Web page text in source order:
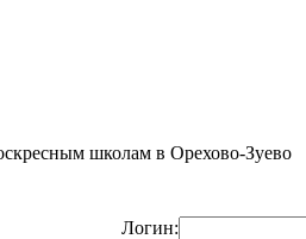
школам в Орехово-Зуево
Логин: